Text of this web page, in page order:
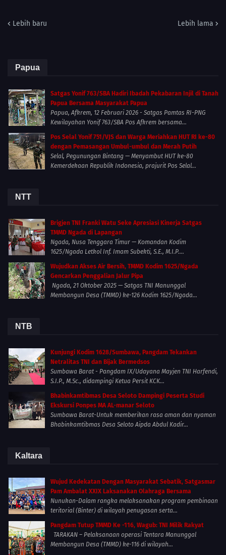
Lebih baru Lebih lama
Papua
Satgas Yonif 763/SBA Hadiri Ibadah Pekabaran Injil di Tanah
Papua Bersama Masyarakat Papua
Papua, Afkrem, 12 Februari 2026 - Satgas Pamtas RI-PNG
Kewilayahan Yonif 763/SBA Pos Afkrem bersama...
Pos Selal Yonif 751/VJS dan Warga Meriahkan HUT RI ke-80
dengan Pemasangan Umbul-umbul dan Merah Putih
Selal, Pegunungan Bintang — Menyambut HUT ke-80
Kemerdekaan Republik Indonesia, prajurit Pos Selal...
NTT
Brigjen TNI Franki Watu Seke Apresiasi Kinerja Satgas
TMMD Ngada di Lapangan
Ngada, Nusa Tenggara Timur — Komandan Kodim
1625/Ngada Letkol Inf. Imam Subekti, S.E., M.I.P....
Wujudkan Akses Air Bersih, TMMD Kodim 1625/Ngada
Gencarkan Penggalian Jalur Pipa
Ngada, 21 Oktober 2025 — Satgas TNI Manunggal
Membangun Desa (TMMD) ke-126 Kodim 1625/Ngada...
NTB
Kunjungi Kodim 1628/Sumbawa, Pangdam Tekankan
Netralitas TNI dan Bijak Bermedsos
Sumbawa Barat - Pangdam IX/Udayana Mayjen TNI Harfendi,
S.I.P., M.Sc., didampingi Ketua Persit KCK...
Bhabinkamtibmas Desa Seloto Dampingi Peserta Studi
Ekskursi Ponpes MA AL-manar Seloto
Sumbawa Barat-Untuk memberikan rasa aman dan nyaman
Bhabinkamtibmas Desa Seloto Aipda Abdul Kadir...
Kaltara
Wujud Kedekatan Dengan Masyarakat Sebatik, Satgasmar
Pam Ambalat XXIX Laksanakan Olahraga Bersama
Nunukan-Dalam rangka melaksanakan program pembinaan
teritorial (Binter) di wilayah penugasan serta...
Pangdam Tutup TMMD Ke -116, Wagub: TNI Milik Rakyat
TARAKAN – Pelaksanaan operasi Tentara Manunggal
Membangun Desa (TMMD) ke-116 di wilayah...